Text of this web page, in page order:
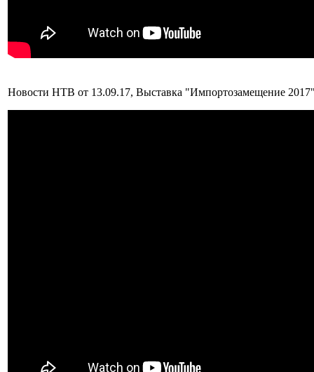
Новости НТВ от 13.09.17, Выставка "Импортозамещение